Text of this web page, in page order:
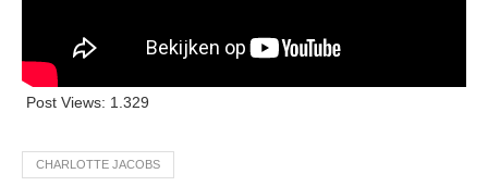
Post Views: 1.329
CHARLOTTE JACOBS